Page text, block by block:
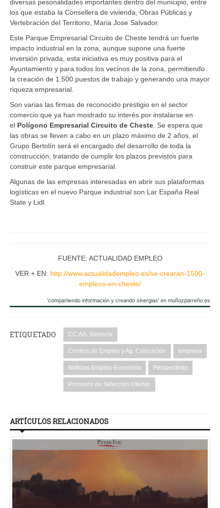
diversas pesonalidades importantes dentro del municipio, entre
los que estaba la Consellera de vivienda, Obras Públicas y
Vertebración del Territorio, Maria Jose Salvador.
Este Parque Empresarial Circuito de Cheste tendrá un fuerte
impacto industrial en la zona, aunque supone una fuerte
inversión privada, esta iniciativa es muy positiva para el
Ayuntamiento y para todos los vecinos de la zona, permitiendo
la creación de 1.500 puestos de trabajo y generando una mayor
riqueza empresarial.
Son varias las firmas de reconocido prestigio en el sector
comercio que ya han mostrado su interés por instalarse en
el Polígono Empresarial Circuito de Cheste . Se espera que
las obras se lleven a cabo en un plazo máximo de 2 años, el
Grupo Bertolín será el encargado del desarrollo de toda la
construcción, tratando de cumplir los plazos previstos para
construir este parque empresarial.
Algunas de las empresas interesadas en abrir sus plataformas
logísticas en el nuevo Parque industrial son Lar España Real
State y Lidl.
FUENTE: ACTUALIDAD EMPLEO
VER + EN: http://www.actualidadempleo.es/se-crearan-1500-
empleos-en-cheste/
'compartiendo información y creando sinergias' en muñozparreño.es
ETIQUETADO CC.AA. Valencia
Centros de Empleo y Ag. Colocación empresa
Noticias Empleo-Economía Perspectivas
Procesos de Selección Ofertas
ARTÍCULOS RELACIONADOS